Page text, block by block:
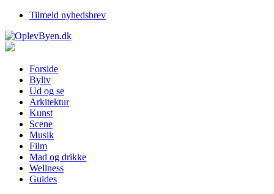
Tilmeld nyhedsbrev
Forside
Byliv
Ud og se
Arkitektur
Kunst
Scene
Musik
Film
Mad og drikke
Wellness
Guides